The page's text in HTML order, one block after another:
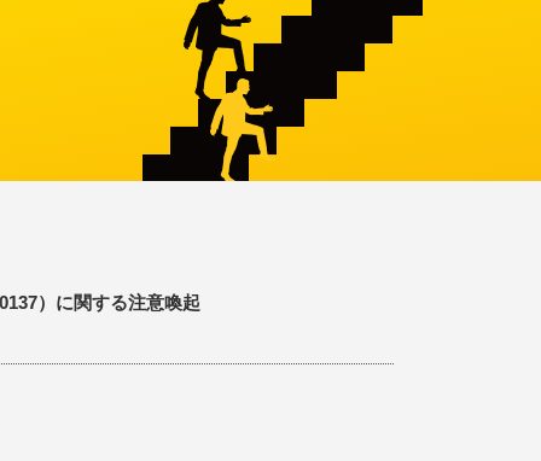
）に関する注意喚起